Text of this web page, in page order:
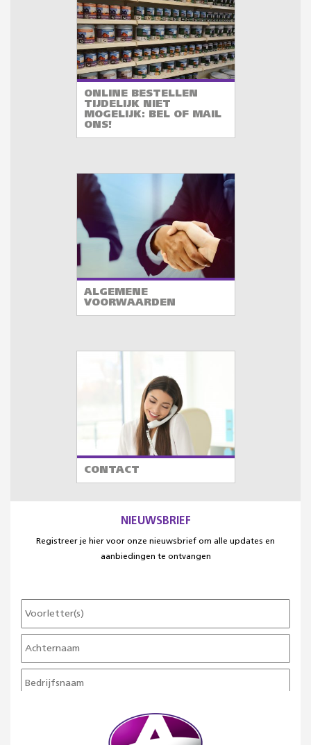
ONLINE BESTELLEN
TIJDELIJK NIET
MOGELIJK: BEL OF MAIL
ONS!
ALGEMENE
VOORWAARDEN
CONTACT
NIEUWSBRIEF
Registreer je hier voor onze nieuwsbrief om alle updates en
aanbiedingen te ontvangen